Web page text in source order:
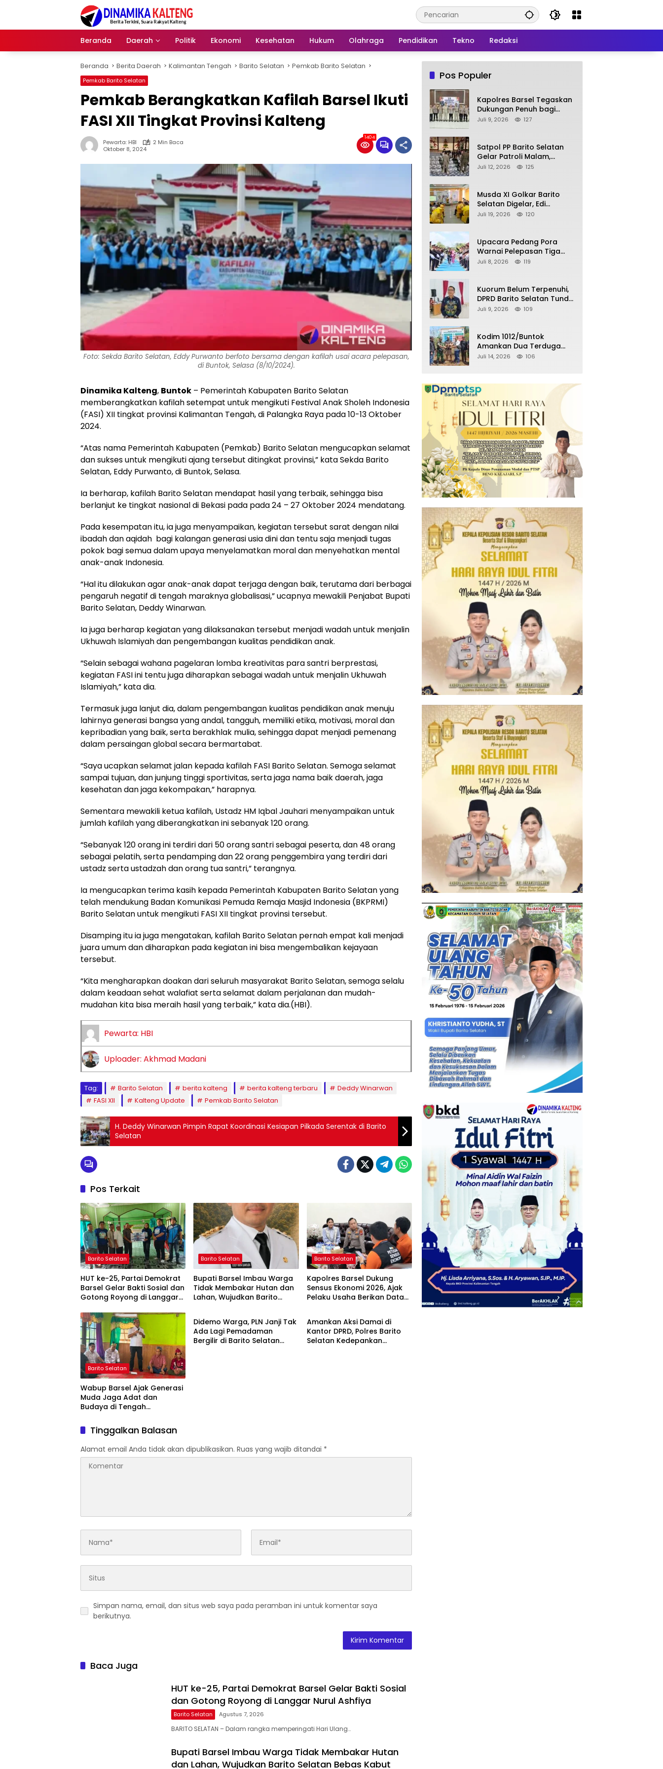
Beranda
Daerah Politik Ekonomi Kesehatan Hukum Olahraga Pendidikan Tekno Redaksi
Beranda Berita Daerah Kalimantan Tengah Barito Selatan Pemkab Barito Selatan
Pemkab Barito Selatan
Pemkab Berangkatkan Kafilah Barsel Ikuti
FASI XII Tingkat Provinsi Kalteng
Pewarta: HBI
2 Min Baca
Oktober 8, 2024
1404
Foto: Sekda Barito Selatan, Eddy Purwanto berfoto bersama dengan kafilah usai acara pelepasan,
di Buntok, Selasa (8/10/2024).
Dinamika Kalteng, Buntok – Pemerintah Kabupaten Barito Selatan
memberangkatkan kafilah setempat untuk mengikuti Festival Anak Sholeh Indonesia
(FASI) XII tingkat provinsi Kalimantan Tengah, di Palangka Raya pada 10-13 Oktober
2024.
“Atas nama Pemerintah Kabupaten (Pemkab) Barito Selatan mengucapkan selamat
dan sukses untuk mengikuti ajang tersebut ditingkat provinsi,” kata Sekda Barito
Selatan, Eddy Purwanto, di Buntok, Selasa.
Ia berharap, kafilah Barito Selatan mendapat hasil yang terbaik, sehingga bisa
berlanjut ke tingkat nasional di Bekasi pada pada 24 – 27 Oktober 2024 mendatang.
Pada kesempatan itu, ia juga menyampaikan, kegiatan tersebut sarat dengan nilai
ibadah dan aqidah bagi kalangan generasi usia dini dan tentu saja menjadi tugas
pokok bagi semua dalam upaya menyelamatkan moral dan menyehatkan mental
anak-anak Indonesia.
“Hal itu dilakukan agar anak-anak dapat terjaga dengan baik, terutama dari berbagai
pengaruh negatif di tengah maraknya globalisasi,” ucapnya mewakili Penjabat Bupati
Barito Selatan, Deddy Winarwan.
Ia juga berharap kegiatan yang dilaksanakan tersebut menjadi wadah untuk menjalin
Ukhuwah Islamiyah dan pengembangan kualitas pendidikan anak.
“Selain sebagai wahana pagelaran lomba kreativitas para santri berprestasi,
kegiatan FASI ini tentu juga diharapkan sebagai wadah untuk menjalin Ukhuwah
Islamiyah,” kata dia.
Termasuk juga lanjut dia, dalam pengembangan kualitas pendidikan anak menuju
lahirnya generasi bangsa yang andal, tangguh, memiliki etika, motivasi, moral dan
kepribadian yang baik, serta berakhlak mulia, sehingga dapat menjadi pemenang
dalam persaingan global secara bermartabat.
“Saya ucapkan selamat jalan kepada kafilah FASI Barito Selatan. Semoga selamat
sampai tujuan, dan junjung tinggi sportivitas, serta jaga nama baik daerah, jaga
kesehatan dan jaga kekompakan,” harapnya.
Sementara mewakili ketua kafilah, Ustadz HM Iqbal Jauhari menyampaikan untuk
jumlah kafilah yang diberangkatkan ini sebanyak 120 orang.
“Sebanyak 120 orang ini terdiri dari 50 orang santri sebagai peserta, dan 48 orang
sebagai pelatih, serta pendamping dan 22 orang penggembira yang terdiri dari
ustadz serta ustadzah dan orang tua santri,” terangnya.
Ia mengucapkan terima kasih kepada Pemerintah Kabupaten Barito Selatan yang
telah mendukung Badan Komunikasi Pemuda Remaja Masjid Indonesia (BKPRMI)
Barito Selatan untuk mengikuti FASI XII tingkat provinsi tersebut.
Disamping itu ia juga mengatakan, kafilah Barito Selatan pernah empat kali menjadi
juara umum dan diharapkan pada kegiatan ini bisa mengembalikan kejayaan
tersebut.
“Kita mengharapkan doakan dari seluruh masyarakat Barito Selatan, semoga selalu
dalam keadaan sehat walafiat serta selamat dalam perjalanan dan mudah-
mudahan kita bisa meraih hasil yang terbaik,” kata dia.(HBI).
Pewarta: HBI
Uploader: Akhmad Madani
Tag: Barito Selatan berita kalteng berita kalteng terbaru
Deddy Winarwan
FASI XII
Kalteng Update Pemkab Barito Selatan
H. Deddy Winarwan Pimpin Rapat Koordinasi Kesiapan Pilkada Serentak di Barito
Selatan
Pos Terkait
Barito Selatan
HUT ke-25, Partai Demokrat
Barsel Gelar Bakti Sosial dan
Gotong Royong di Langgar
Barito Selatan
Bupati Barsel Imbau Warga
Tidak Membakar Hutan dan
Lahan, Wujudkan Barito
Barito Selatan
Kapolres Barsel Dukung
Sensus Ekonomi 2026, Ajak
Pelaku Usaha Berikan Data
Barito Selatan
Wabup Barsel Ajak Generasi
Muda Jaga Adat dan
Budaya di Tengah
Barito Selatan
Didemo Warga, PLN Janji Tak
Ada Lagi Pemadaman
Bergilir di Barito Selatan
Barito Selatan
Amankan Aksi Damai di
Kantor DPRD, Polres Barito
Selatan Kedepankan
Tinggalkan Balasan
Alamat email Anda tidak akan dipublikasikan. Ruas yang wajib ditandai *
Simpan nama, email, dan situs web saya pada peramban ini untuk komentar saya
berikutnya.
Baca Juga
HUT ke-25, Partai Demokrat Barsel Gelar Bakti Sosial
dan Gotong Royong di Langgar Nurul Ashfiya
Barito Selatan Agustus 7, 2026
BARITO SELATAN – Dalam rangka memperingati Hari Ulang…
Bupati Barsel Imbau Warga Tidak Membakar Hutan
dan Lahan, Wujudkan Barito Selatan Bebas Kabut
Pos Populer
Kapolres Barsel Tegaskan
Dukungan Penuh bagi
Pengembangan KBPPP
Juli 9, 2026 127
Satpol PP Barito Selatan
Gelar Patroli Malam,
Tindak Lanjuti Keluhan
Juli 12, 2026 125
Musda XI Golkar Barito
Selatan Digelar, Edi
Pratowo Targetkan
Juli 19, 2026 120
Upacara Pedang Pora
Warnai Pelepasan Tiga
Perwira Polres Barito
Juli 8, 2026 119
Kuorum Belum Terpenuhi,
DPRD Barito Selatan Tunda
Paripurna Persetujuan
APBD 2025
Juli 9, 2026 109
Kodim 1012/Buntok
Amankan Dua Terduga
Pencuri Aset Perusahaan
Disita
Juli 14, 2026 106